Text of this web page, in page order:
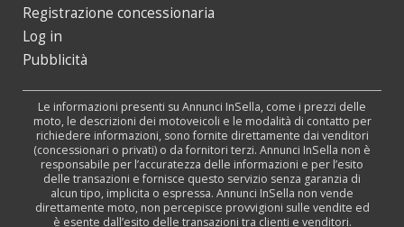
Registrazione concessionaria
Log in
Pubblicità
Le informazioni presenti su Annunci InSella, come i prezzi delle
moto, le descrizioni dei motoveicoli e le modalità di contatto per
richiedere informazioni, sono fornite direttamente dai venditori
(concessionari o privati) o da fornitori terzi. Annunci InSella non è
responsabile per l’accuratezza delle informazioni e per l’esito
delle transazioni e fornisce questo servizio senza garanzia di
alcun tipo, implicita o espressa. Annunci InSella non vende
direttamente moto, non percepisce provvigioni sulle vendite ed
è esente dall’esito delle transazioni tra clienti e venditori.